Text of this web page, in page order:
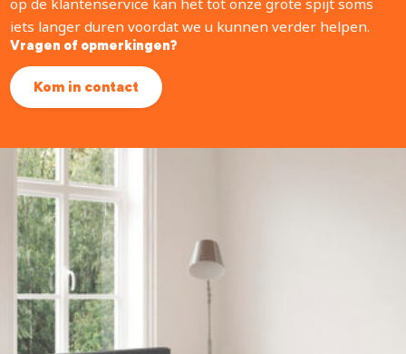
iets langer duren voordat we u kunnen verder helpen.
Vragen of opmerkingen?
Kom in contact